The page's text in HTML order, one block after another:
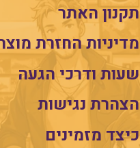
תקנון האתר
מדיניות החזרת
שעות ודרכי הגעה
הצהרת נגישות
כיצד מזמינים